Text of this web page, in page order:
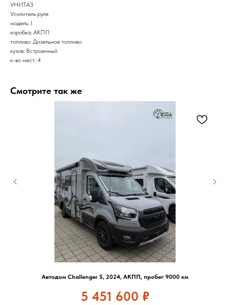
УНИТАЗ
Усилитель руля
модель: I
коробка: АКПП
топливо: Дизельное топливо
кузов: Встроенный
к-во мест: 4
Смотрите так же
Автодом Challenger S, 2024, АКПП, пробег 9000 км
5 451 600 ₽